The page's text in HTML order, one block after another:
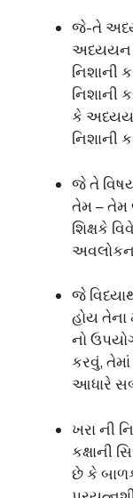
જે-તે
અધ્યયન
નિશાની
નિશાની
કે અધ્યયન
નિશાની
જે તે
તેમ –
શિક્ષકે
જે
હોય
નો
કરવું,
આધારે
ખરા ની
કક્ષાની
છે કે